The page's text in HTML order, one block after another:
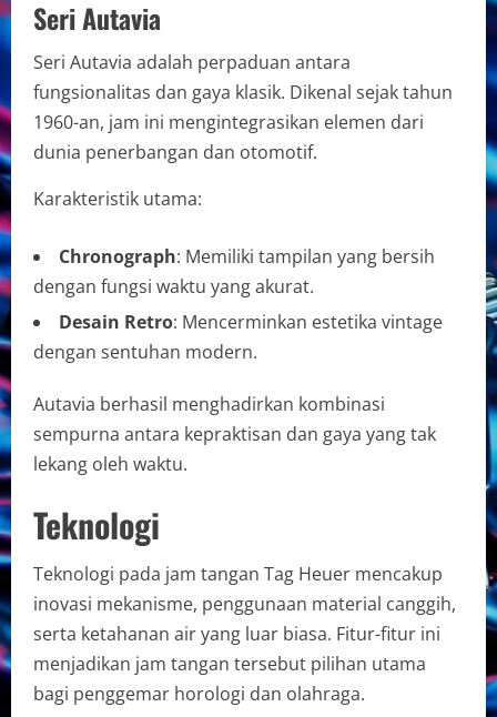
Seri Autavia
Seri Autavia adalah perpaduan antara
fungsionalitas dan gaya klasik. Dikenal sejak tahun
1960-an, jam ini mengintegrasikan elemen dari
dunia penerbangan dan otomotif.
Karakteristik utama:
Chronograph: Memiliki tampilan yang bersih
dengan fungsi waktu yang akurat.
Desain Retro: Mencerminkan estetika vintage
dengan sentuhan modern.
Autavia berhasil menghadirkan kombinasi
sempurna antara kepraktisan dan gaya yang tak
lekang oleh waktu.
Teknologi
Teknologi pada jam tangan Tag Heuer mencakup
inovasi mekanisme, penggunaan material canggih,
serta ketahanan air yang luar biasa. Fitur-fitur ini
menjadikan jam tangan tersebut pilihan utama
bagi penggemar horologi dan olahraga.